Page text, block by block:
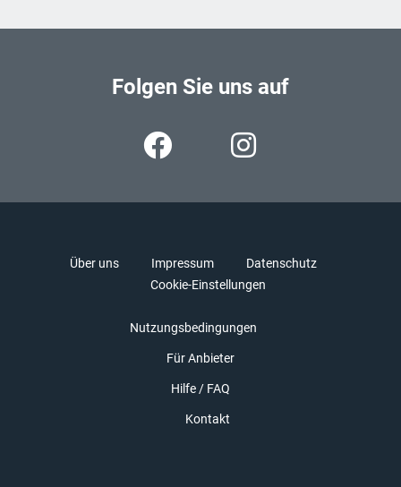
Folgen Sie uns auf
Über uns Impressum
Datenschutz
Cookie-Einstellungen
Nutzungsbedingungen
Für Anbieter
Hilfe / FAQ
Kontakt